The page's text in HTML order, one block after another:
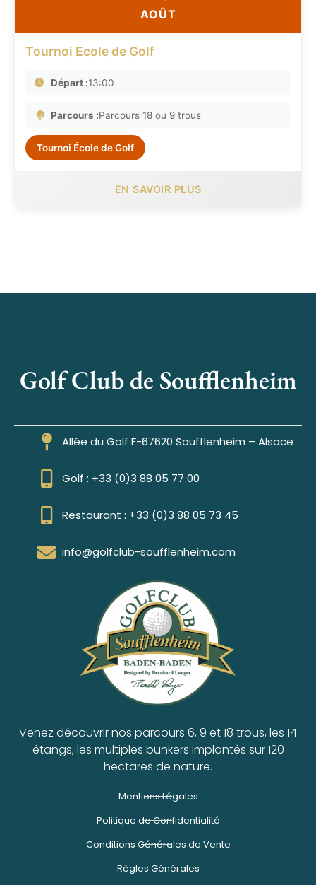
AOÛT
Tournoi Ecole de Golf
Départ :13:00
Parcours :Parcours 18 ou 9 trous
Tournoi École de Golf
EN SAVOIR PLUS
Golf Club de Soufflenheim
Allée du Golf F-67620 Soufflenheim – Alsace
Golf : +33 (0)3 88 05 77 00
Restaurant : +33 (0)3 88 05 73 45
info@golfclub-soufflenheim.com
Venez découvrir nos parcours 6, 9 et 18 trous, les 14
étangs, les multiples bunkers implantés sur 120
hectares de nature.
Mentions Légales
Politique de Confidentialité
Conditions Générales de Vente
Règles Générales